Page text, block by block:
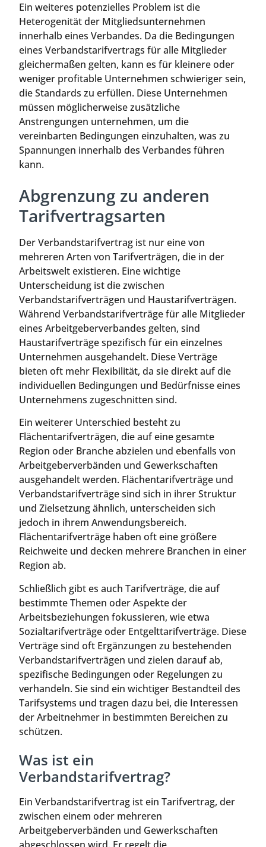
Ein weiteres potenzielles Problem ist die
Heterogenität der Mitgliedsunternehmen
innerhalb eines Verbandes. Da die Bedingungen
eines Verbandstarifvertrags für alle Mitglieder
gleichermaßen gelten, kann es für kleinere oder
weniger profitable Unternehmen schwieriger sein,
die Standards zu erfüllen. Diese Unternehmen
müssen möglicherweise zusätzliche
Anstrengungen unternehmen, um die
vereinbarten Bedingungen einzuhalten, was zu
Spannungen innerhalb des Verbandes führen
kann.
Abgrenzung zu anderen
Tarifvertragsarten
Der Verbandstarifvertrag ist nur eine von
mehreren Arten von Tarifverträgen, die in der
Arbeitswelt existieren. Eine wichtige
Unterscheidung ist die zwischen
Verbandstarifverträgen und Haustarifverträgen.
Während Verbandstarifverträge für alle Mitglieder
eines Arbeitgeberverbandes gelten, sind
Haustarifverträge spezifisch für ein einzelnes
Unternehmen ausgehandelt. Diese Verträge
bieten oft mehr Flexibilität, da sie direkt auf die
individuellen Bedingungen und Bedürfnisse eines
Unternehmens zugeschnitten sind.
Ein weiterer Unterschied besteht zu
Flächentarifverträgen, die auf eine gesamte
Region oder Branche abzielen und ebenfalls von
Arbeitgeberverbänden und Gewerkschaften
ausgehandelt werden. Flächentarifverträge und
Verbandstarifverträge sind sich in ihrer Struktur
und Zielsetzung ähnlich, unterscheiden sich
jedoch in ihrem Anwendungsbereich.
Flächentarifverträge haben oft eine größere
Reichweite und decken mehrere Branchen in einer
Region ab.
Schließlich gibt es auch Tarifverträge, die auf
bestimmte Themen oder Aspekte der
Arbeitsbeziehungen fokussieren, wie etwa
Sozialtarifverträge oder Entgelttarifverträge. Diese
Verträge sind oft Ergänzungen zu bestehenden
Verbandstarifverträgen und zielen darauf ab,
spezifische Bedingungen oder Regelungen zu
verhandeln. Sie sind ein wichtiger Bestandteil des
Tarifsystems und tragen dazu bei, die Interessen
der Arbeitnehmer in bestimmten Bereichen zu
schützen.
Was ist ein
Verbandstarifvertrag?
Ein Verbandstarifvertrag ist ein Tarifvertrag, der
zwischen einem oder mehreren
Arbeitgeberverbänden und Gewerkschaften